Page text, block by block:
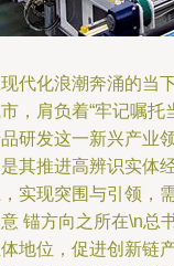
代化浪潮奔涌的当
，肩负着“牢记嘱托
研发这一新兴产业
其推进高辨识实体
实现突围与引领，
锚方向之所在\n总
地位，促进创新链